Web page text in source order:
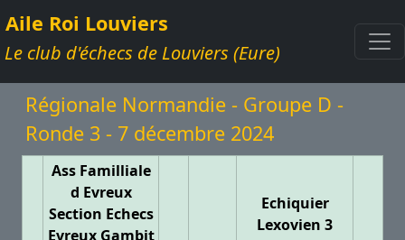
Aile Roi Louviers
Le club d'échecs de Louviers (Eure)
Régionale Normandie - Groupe D -
Ronde 3 - 7 décembre 2024
Ass Familliale
d Evreux
Section Echecs
Evreux Gambit
Echiquier
Lexovien 3